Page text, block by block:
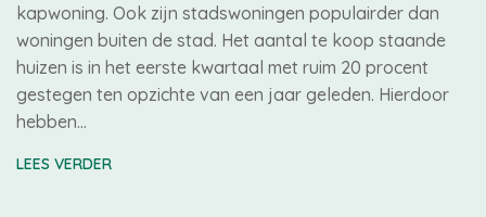
kapwoning. Ook zijn stadswoningen populairder dan
woningen buiten de stad. Het aantal te koop staande
huizen is in het eerste kwartaal met ruim 20 procent
gestegen ten opzichte van een jaar geleden. Hierdoor
hebben…
LEES VERDER